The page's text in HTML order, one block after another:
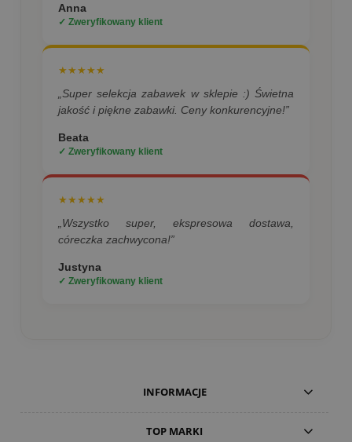
Anna
✓ Zweryfikowany klient
★★★★★
„Super selekcja zabawek w sklepie :) Świetna
jakość i piękne zabawki. Ceny konkurencyjne!”
Beata
✓ Zweryfikowany klient
★★★★★
„Wszystko super, ekspresowa dostawa,
córeczka zachwycona!”
Justyna
✓ Zweryfikowany klient
INFORMACJE
TOP MARKI